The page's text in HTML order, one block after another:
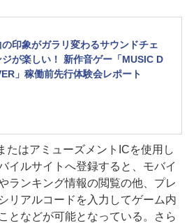
の印象がガラリ変わるサウンドチェ
ジが楽しい！ 新作音ゲー「MUSIC D
」稼働前先行体験会レポート
はアミューズメントICを使用し
イルサイトへ登録すると、モバイ
ランキング情報の閲覧の他、プレ
リアルコードを入力してゲーム内
となどが可能となっている。さら